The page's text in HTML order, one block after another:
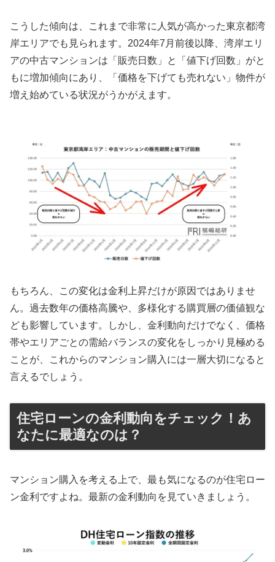
こうした傾向は、これまで非常に人気が高かった東京都湾
岸エリアでも見られます。2024年7月前後以降、湾岸エリ
アの中古マンションは「販売日数」と「値下げ回数」がと
もに増加傾向にあり、「価格を下げても売れない」物件が
増え始めている状況がうかがえます。
もちろん、この変化は金利上昇だけが原因ではありませ
ん。過去数年の価格高騰や、多様化する購買層の価値観な
ども影響しています。しかし、金利動向だけでなく、価格
帯やエリアごとの需給バランスの変化をしっかり見極める
ことが、これからのマンション購入には一層大切になると
言えるでしょう。
住宅ローンの金利動向をチェック！あ
なたに最適なのは？
マンション購入を考える上で、最も気になるのが住宅ロー
ン金利ですよね。最新の金利動向を見ていきましょう。